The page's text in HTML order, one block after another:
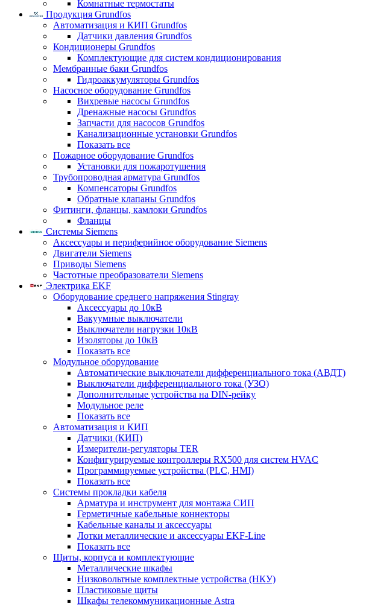
Комнатные термостаты
Продукция Grundfos
Автоматизация и КИП Grundfos
Датчики давления Grundfos
Кондиционеры Grundfos
Комплектующие для систем кондиционирования
Мембранные баки Grundfos
Гидроаккумуляторы Grundfos
Насосное оборудование Grundfos
Вихревые насосы Grundfos
Дренажные насосы Grundfos
Запчасти для насосов Grundfos
Канализационные установки Grundfos
Показать все
Пожарное оборудование Grundfos
Установки для пожаротушения
Трубопроводная арматура Grundfos
Компенсаторы Grundfos
Обратные клапаны Grundfos
Фитинги, фланцы, камлоки Grundfos
Фланцы
Системы Siemens
Аксессуары и периферийное оборудование Siemens
Двигатели Siemens
Приводы Siemens
Частотные преобразователи Siemens
Электрика EKF
Оборудование среднего напряжения Stingray
Аксессуары до 10кВ
Вакуумные выключатели
Выключатели нагрузки 10кВ
Изоляторы до 10кВ
Показать все
Модульное оборудование
Автоматические выключатели дифференциального тока (АВДТ)
Выключатели дифференциального тока (УЗО)
Дополнительные устройства на DIN-рейку
Модульное реле
Показать все
Автоматизация и КИП
Датчики (КИП)
Измерители-регуляторы TER
Конфигурируемые контроллеры RX500 для систем HVAC
Программируемые устройства (PLC, HMI)
Показать все
Системы прокладки кабеля
Арматура и инструмент для монтажа СИП
Герметичные кабельные коннекторы
Кабельные каналы и аксессуары
Лотки металлические и аксессуары EKF-Line
Показать все
Щиты, корпуса и комплектующие
Металлические шкафы
Низковольтные комплектные устройства (НКУ)
Пластиковые щиты
Шкафы телекоммуникационные Astra